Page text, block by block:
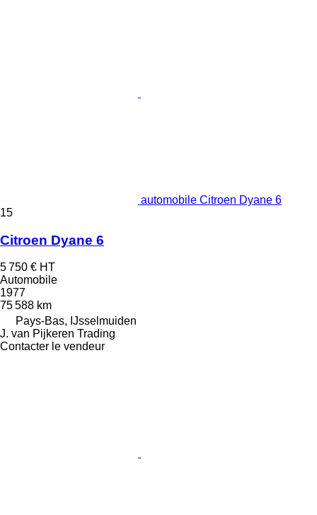
automobile Citroen Dyane 6
15
Citroen Dyane 6
5 750 € HT
Automobile
1977
75 588 km
Pays-Bas, IJsselmuiden
J. van Pijkeren Trading
Contacter le vendeur